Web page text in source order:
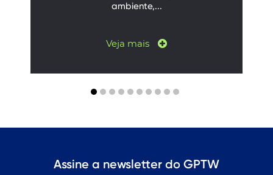
ambiente,...
Veja mais
Assine a newsletter do GPTW